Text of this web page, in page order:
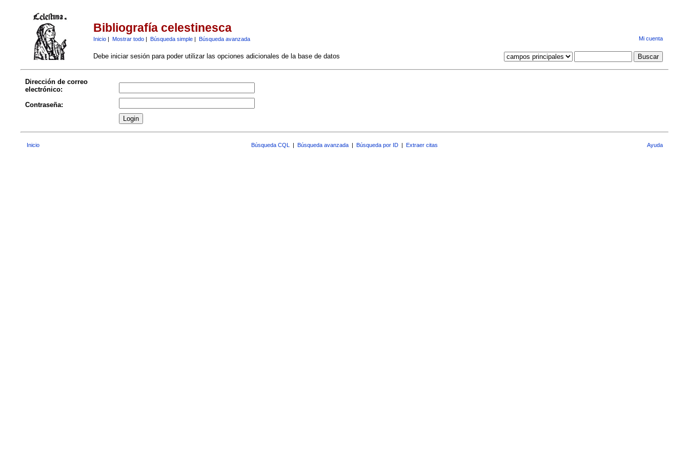
Bibliografía celestinesca
Inicio| Mostrar todo| Búsqueda simple| Búsqueda avanzada Mi cuenta
Debe iniciar sesión para poder utilizar las opciones adicionales de la base de datos
Dirección de correo
electrónico:
Contraseña:
Inicio Búsqueda CQL | Búsqueda avanzada | Búsqueda por ID | Extraer citas Ayuda